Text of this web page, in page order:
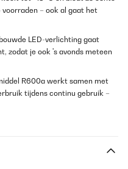
– ook al gaat het
LED-verlichting gaat
zodat je ook 's avonds meteen
R600a werkt samen met
tijdens continu gebruik –